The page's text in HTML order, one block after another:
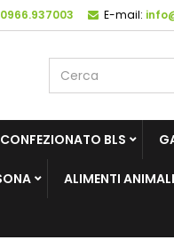
E-mail:
BLS
ALIMENTI ANIMALI